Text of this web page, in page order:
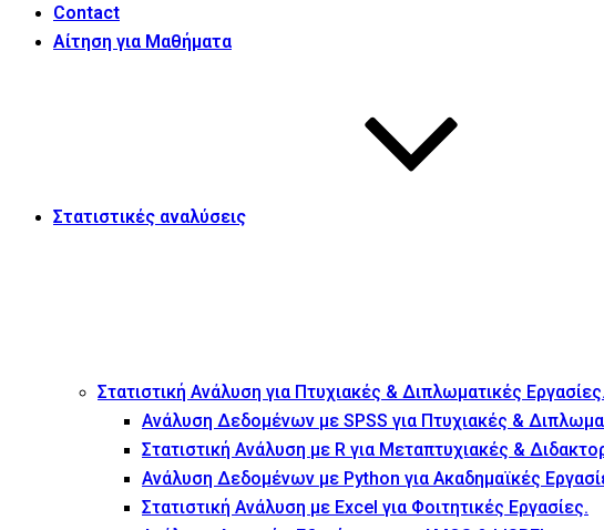
Contact
Αίτηση για Μαθήματα
Στατιστικές αναλύσεις
Στατιστική Ανάλυση για Πτυχιακές & Διπλωματικές Εργασίες.
Ανάλυση Δεδομένων με SPSS για Πτυχιακές &
Στατιστική Ανάλυση με R για Μεταπτυχιακές &
Ανάλυση Δεδομένων με Python για Ακαδημαϊκές
Στατιστική Ανάλυση με Excel για Φοιτητικές Εργασίες.